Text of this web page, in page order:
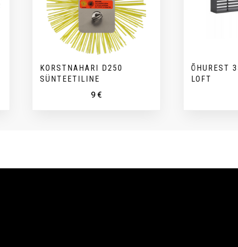
KORSTNAHARI D250
SÜNTEETILINE
9€
ÕHUREST
LOFT